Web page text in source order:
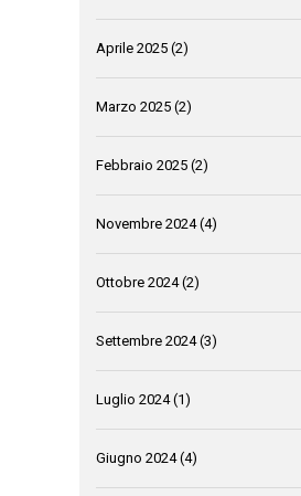
Aprile 2025 (2)
Marzo 2025 (2)
Febbraio 2025 (2)
Novembre 2024(4)
Ottobre 2024(2)
Settembre 2024(3)
Luglio 2024(1)
Giugno 2024(4)